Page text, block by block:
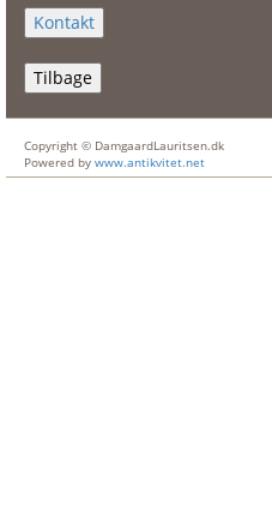
Tilbage
Copyright © DamgaardLauritsen.dk
Powered by www.antikvitet.net